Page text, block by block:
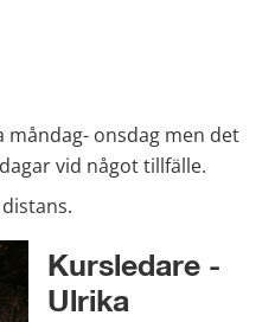
onsdag men det
vid något tillfälle.
Kursledare -
Ulrika